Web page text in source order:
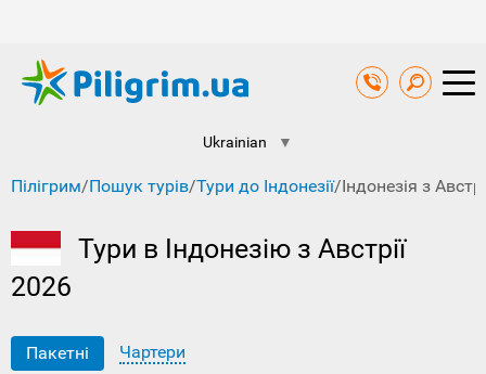
Ukrainian ▼
Пілігрим/Пошук турів/Тури до Індонезії/Індонезія з
Тури в Індонезію з Австрії
2026
Пакетні Чартери